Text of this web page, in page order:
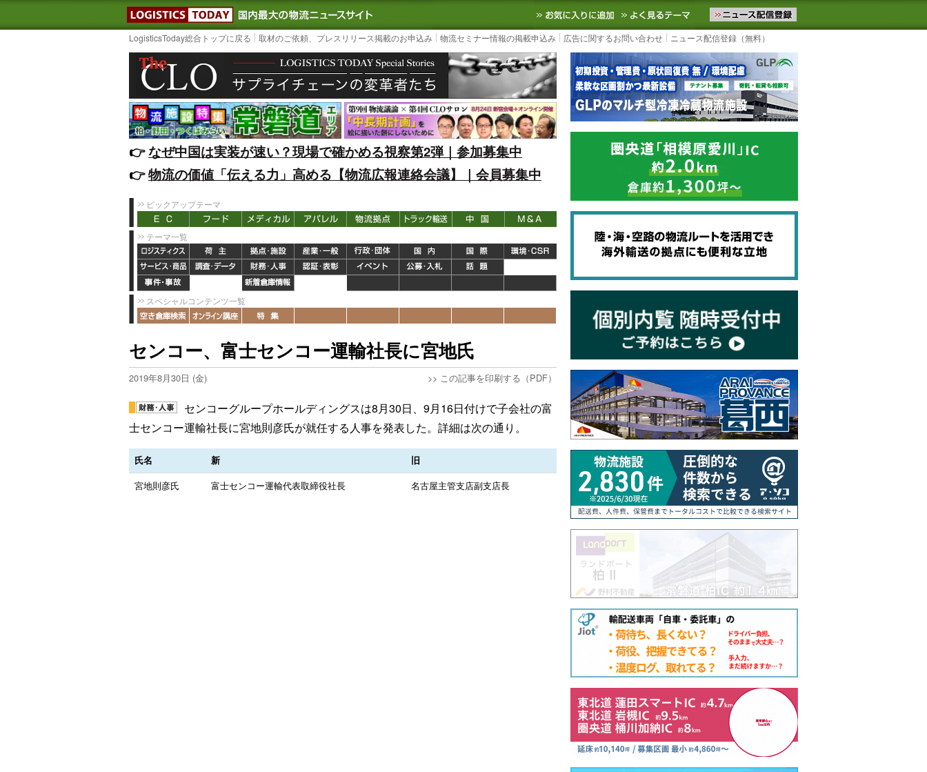
LOGISTICS TODAY｜国内最大の物流ニュースサイト3PL, SCMなど国内外の最新の物流ニュースをお届けします。物流ニュースメール配信を登録す
お気に入りに追加 よく見るテーマ
LogisticsToday総合トップに戻る 取材のご依頼、プレスリリース掲載のお申込み 物流セミナー情報の掲載申込み 広告に関するお問い合わせ ニュース配信登録（無料）
👉️なぜ中国は実装が速い？現場で確かめる視察第2弾｜参加募集中
👉️物流の価値「伝える力」高める【物流広報連絡会議】｜会員募集中
ピックアップテーマ
テーマ一覧
スペシャルコンテンツ一覧
センコー、富士センコー運輸社長に宮地氏
2019年8月30日 (金) >> この記事を印刷する（PDF）
センコーグループホールディングスは8月30日、9月16日付けで子会社の富
士センコー運輸社長に宮地則彦氏が就任する人事を発表した。詳細は次の通り。
氏名 新 旧
宮地則彦氏 富士センコー運輸代表取締役社長 名古屋主管支店副支店長